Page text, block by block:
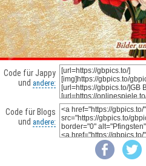
Code für Jappy
und andere:
Code für Blogs
und andere: